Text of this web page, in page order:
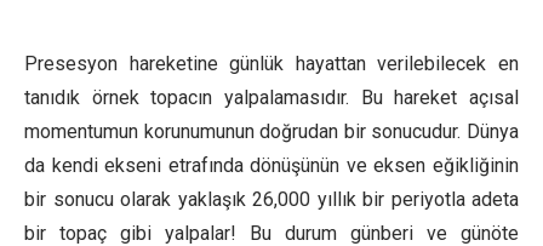
Presesyon hareketine günlük hayattan verilebilecek en
tanıdık örnek topacın yalpalamasıdır. Bu hareket açısal
momentumun korunumunun doğrudan bir sonucudur. Dünya
da kendi ekseni etrafında dönüşünün ve eksen eğikliğinin
bir sonucu olarak yaklaşık 26,000 yıllık bir periyotla adeta
bir topaç gibi yalpalar! Bu durum günberi ve günöte